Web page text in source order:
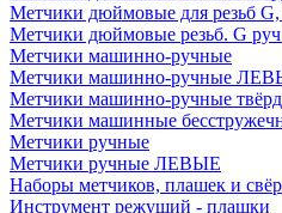
Метчики дюймовые для резьб
Метчики дюймовые резьб. G
Метчики машинно-ручные
Метчики машинно-ручные
Метчики машинно-ручные
Метчики машинные
Метчики ручные
Метчики ручные ЛЕВЫЕ
Наборы метчиков, плашек и
Инструмент режущий - плашки